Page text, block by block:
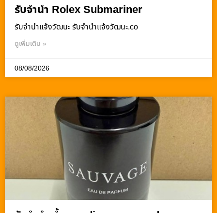
รับจำนำ Rolex Submariner
รับจํานําแจ้งวัฒนะ รับจํานําแจ้งวัฒนะ.co
ดูเพิ่มเติม »
08/08/2026